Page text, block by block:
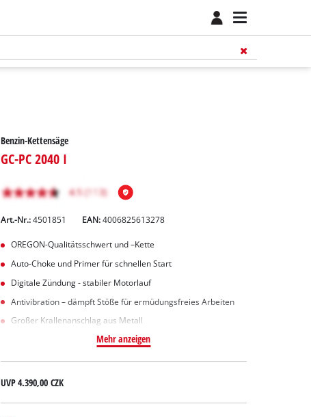
Benzin-Kettensäge
GC-PC 2040 I
Art.-Nr.: 4501851 EAN:4006825613278
OREGON-Qualitätsschwert und –Kette
Auto-Choke und Primer für schnellen Start
Digitale Zündung - stabiler Motorlauf
Antivibration – dämpft Stöße für ermüdungsfreies Arbeiten
Großer Krallenanschlag aus Metall
Mehr anzeigen
UVP4.390,00 CZK